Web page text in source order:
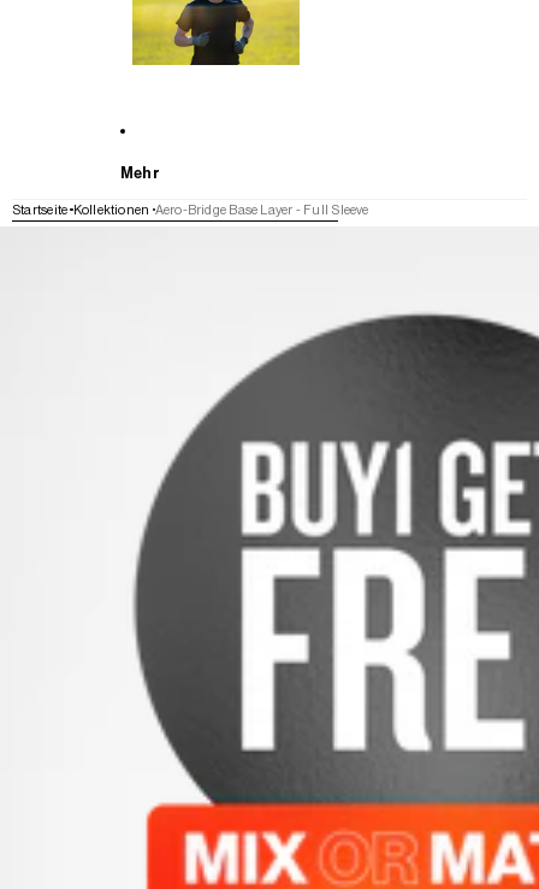
Mehr
Startseite Kollektionen Aero-Bridge Base Layer - Full Sleeve
WEITER ZU DEN PRODUKTINFORMATIONEN